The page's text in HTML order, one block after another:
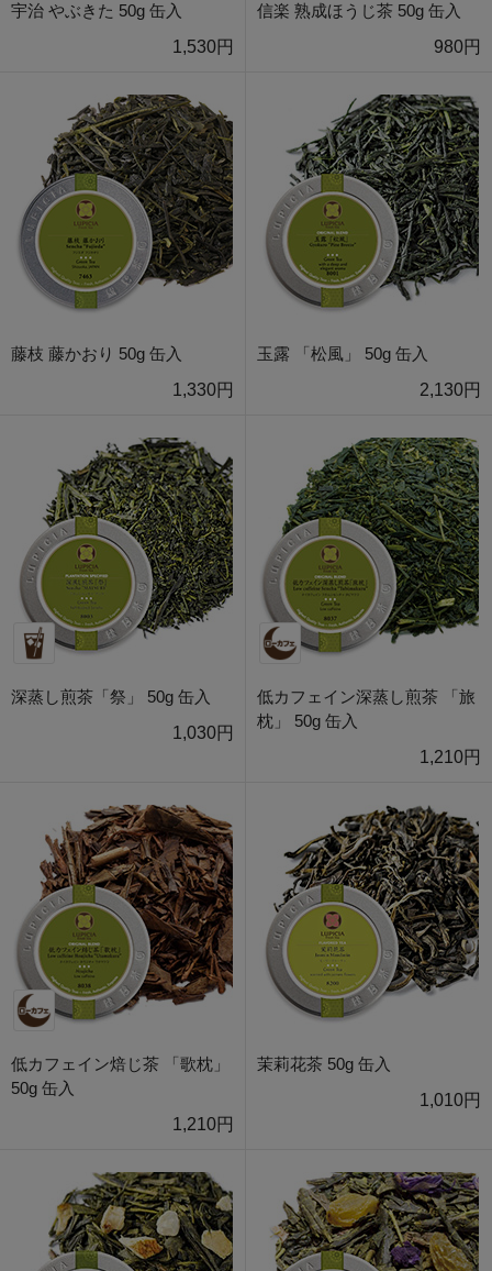
宇治 やぶきた 50g 缶入
1,530円
信楽 熟成ほうじ茶 50g 缶入
980円
藤枝 藤かおり 50g 缶入
1,330円
玉露 「松風」 50g 缶入
2,130円
深蒸し煎茶「祭」 50g 缶入
1,030円
低カフェイン深蒸し煎茶 「旅
枕」 50g 缶入
1,210円
低カフェイン焙じ茶 「歌枕」
50g 缶入
1,210円
茉莉花茶 50g 缶入
1,010円